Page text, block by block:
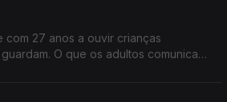
com 27 anos a ouvir crianças
O que os adultos comunicam